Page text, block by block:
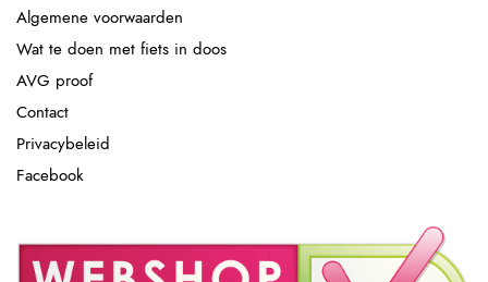
Algemene voorwaarden
Wat te doen met fiets in doos
AVG proof
Contact
Privacybeleid
Facebook